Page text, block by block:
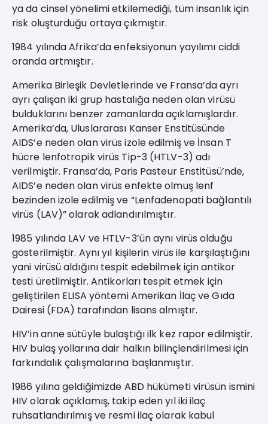
ya da cinsel yönelimi etkilemediği, tüm insanlık için
risk oluşturduğu ortaya çıkmıştır.
1984 yılında Afrika’da enfeksiyonun yayılımı ciddi
oranda artmıştır.
Amerika Birleşik Devletlerinde ve Fransa’da ayrı
ayrı çalışan iki grup hastalığa neden olan virüsü
bulduklarını benzer zamanlarda açıklamışlardır.
Amerika’da, Uluslararası Kanser Enstitüsünde
AIDS’e neden olan virüs izole edilmiş ve İnsan T
hücre lenfotropik virüs Tip-3 (HTLV-3) adı
verilmiştir. Fransa’da, Paris Pasteur Enstitüsü’nde,
AIDS’e neden olan virüs enfekte olmuş lenf
bezinden izole edilmiş ve “Lenfadenopati bağlantılı
virüs (LAV)” olarak adlandırılmıştır.
1985 yılında LAV ve HTLV-3’ün aynı virüs olduğu
gösterilmiştir. Aynı yıl kişilerin virüs ile karşılaştığını
yani virüsü aldığını tespit edebilmek için antikor
testi üretilmiştir. Antikorları tespit etmek için
geliştirilen ELISA yöntemi Amerikan İlaç ve Gıda
Dairesi (FDA) tarafından lisans almıştır.
HIV’in anne sütüyle bulaştığı ilk kez rapor edilmiştir.
HIV bulaş yollarına dair halkın bilinçlendirilmesi için
farkındalık çalışmalarına başlanmıştır.
1986 yılına geldiğimizde ABD hükümeti virüsün ismini
HIV olarak açıklamış, takip eden yıl iki ilaç
ruhsatlandırılmış ve resmi ilaç olarak kabul